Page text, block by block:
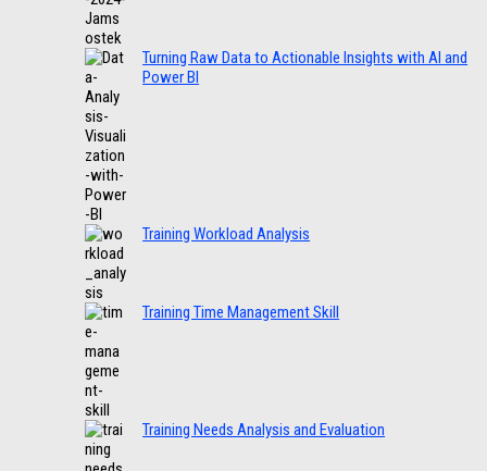
Turning Raw Data to Actionable Insights with AI and
Power BI
Training Workload Analysis
Training Time Management Skill
Training Needs Analysis and Evaluation